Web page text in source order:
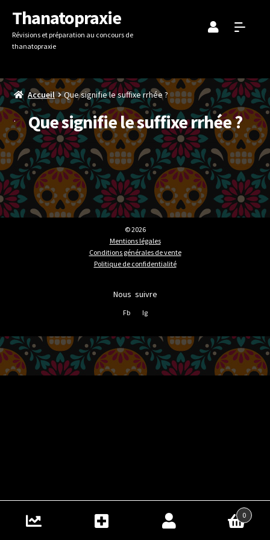
navigation
contenu
Thanatopraxie
Révisions et préparation au concours de
thanatopraxie
Accueil Que signifie le suffixe rrhée ?
Que signifie le suffixe rrhée ?
© 2026
Mentions légales
Conditions générales de vente
Politique de confidentialité
0
Fb Ig
Nous suivre